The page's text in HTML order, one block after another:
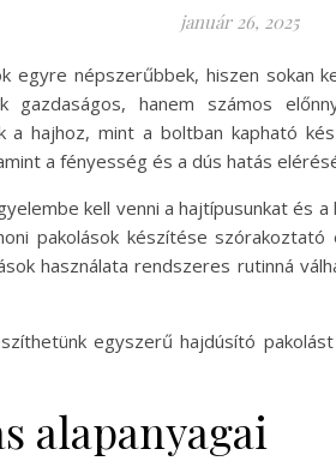
január 26, 2025
egyre népszerűbbek, hiszen sokan
gazdaságos, hanem számos
hajhoz, mint a boltban kapható
a fényesség és a dús hatás
kell venni a hajtípusunkat és
pakolások készítése
használata rendszeres rutinná
egyszerű hajdúsító
alapanyagai